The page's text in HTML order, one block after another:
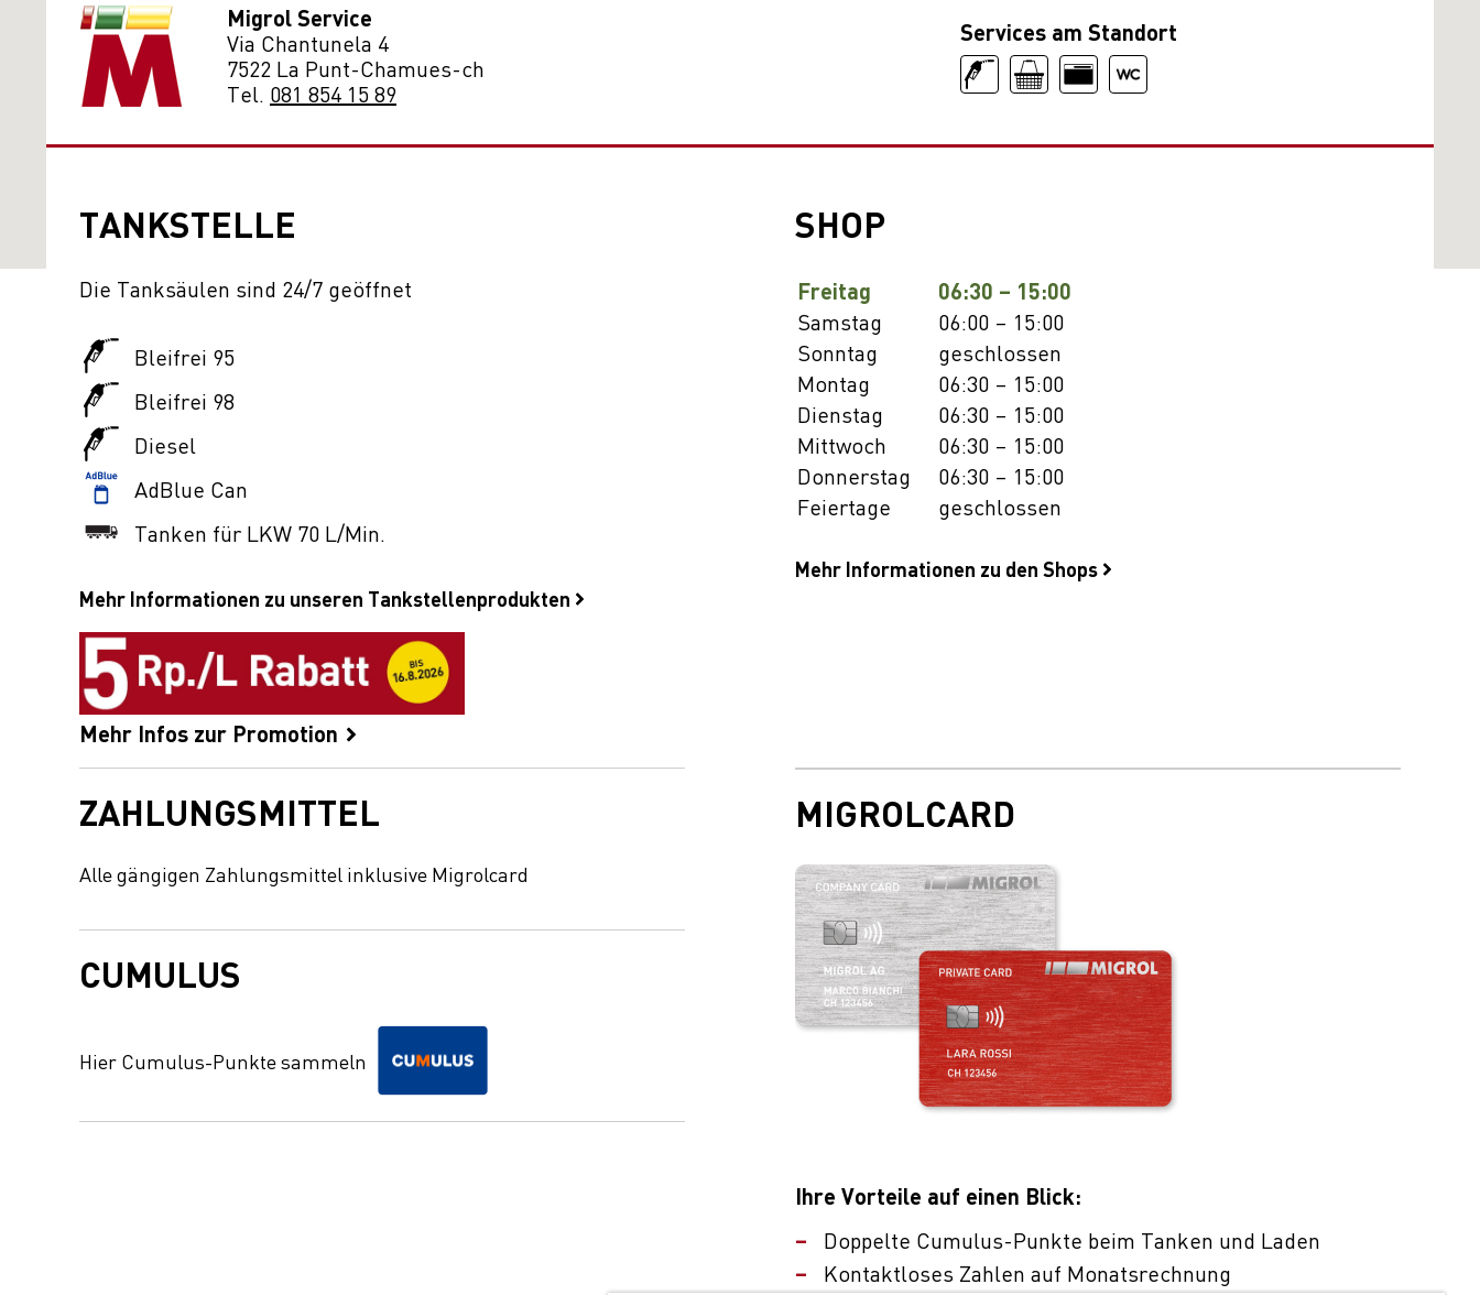
Migrol Service
Via Chantunela 4
7522 La Punt-Chamues-ch
Tel. 081 854 15 89
Services am Standort
TANKSTELLE
Die Tanksäulen sind 24/7 geöffnet
Bleifrei 95
Bleifrei 98
Diesel
AdBlue Can
Tanken für LKW 70 L/Min.
Mehr Informationen zu unseren Tankstellenprodukten
Mehr Infos zur Promotion
SHOP
Freitag 06:30 – 15:00
Samstag
06:00 – 15:00
Sonntag
geschlossen
Montag
06:30 – 15:00
Dienstag
06:30 – 15:00
Mittwoch
06:30 – 15:00
Donnerstag
06:30 – 15:00
Feiertage
geschlossen
Mehr Informationen zu den Shops
ZAHLUNGSMITTEL
Alle gängigen Zahlungsmittel inklusive Migrolcard
CUMULUS
Hier Cumulus-Punkte sammeln
MIGROLCARD
Ihre Vorteile auf einen Blick:
Doppelte Cumulus-Punkte beim Tanken und Laden
Kontaktloses Zahlen auf Monatsrechnung